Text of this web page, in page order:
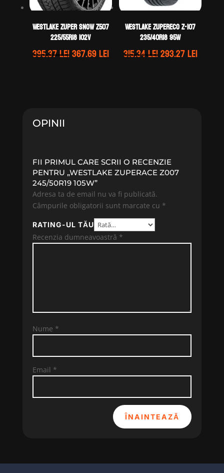
WestLake ZUPER SNOW Z507
225/55R18 102V
395.37leiPrețul
367.69leiPrețul
WestLake ZUPERECO Z-107
235/40R18 95W
315.34leiPrețul
293.27leiPrețul
OPINII
FII PRIMUL CARE SCRII O RECENZIE
PENTRU „WESTLAKE ZUPERACE Z007
245/50R19 105W”
Adresa ta de email nu va fi publicată.
Câmpurile obligatorii sunt marcate cu *
RATING-UL TĂU
Recenzia dumneavoastră *
Nume *
Email *
ÎNAINTEAZĂ